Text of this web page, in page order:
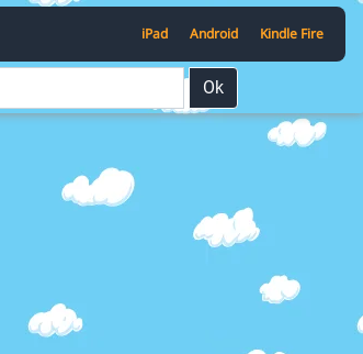
iPad Android Kindle Fire
Ok